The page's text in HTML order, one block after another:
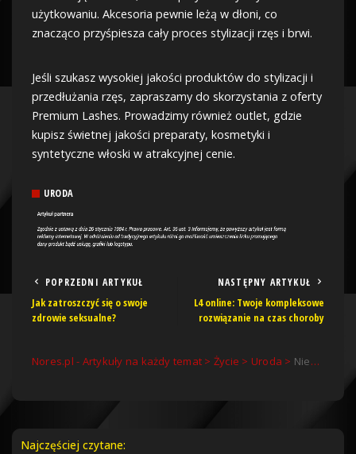
użytkowaniu. Akcesoria pewnie leżą w dłoni, co
znacząco przyśpiesza cały proces stylizacji rzęs i brwi.
Jeśli szukasz wysokiej jakości produktów do stylizacji i
przedłużania rzęs, zapraszamy do skorzystania z oferty
Premium Lashes. Prowadzimy również outlet, gdzie
kupisz świetnej jakości preparaty, kosmetyki i
syntetyczne włoski w atrakcyjnej cenie.
URODA
POPRZEDNI ARTYKUŁ
Jak zatroszczyć się o swoje
zdrowie seksualne?
NASTĘPNY ARTYKUŁ
L4 online: Twoje kompleksowe
rozwiązanie na czas choroby
Nores.pl - Artykuły na każdy temat > Życie > Uroda > Niezbędne produkty do przedłużania rzęs
Najczęściej czytane: